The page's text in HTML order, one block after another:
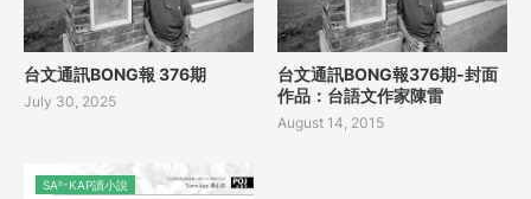
台文通訊BONG報 376期
July 30, 2025
台文通訊BONG報376期-封面
作品：台語文作家陳雷
August 14, 2015
SAⁿ-KAP讀小說